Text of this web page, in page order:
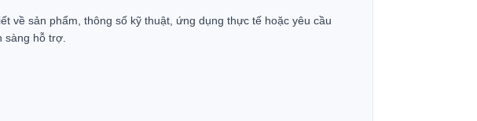
về sản phẩm, thông số kỹ thuật, ứng dụng thực tế hoặc yêu cầu
sàng hỗ trợ.